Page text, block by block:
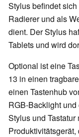
Stylus befindet
Radierer und als
dient. Der Stylus
Tablets und wird
Optional ist eine
13 in einen
einen Tastenhub
RGB-Backlight
Stylus und